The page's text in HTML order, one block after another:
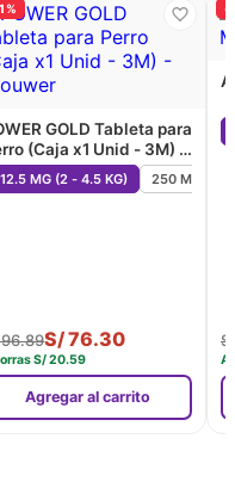
25.5 - 50 KG
GOLD Tableta para
(Caja x1 Unid - 3M) -
MG (2 - 4.5 KG) 250 MG
S/76.30
S/20.59
Agregar al carrito
-
S/